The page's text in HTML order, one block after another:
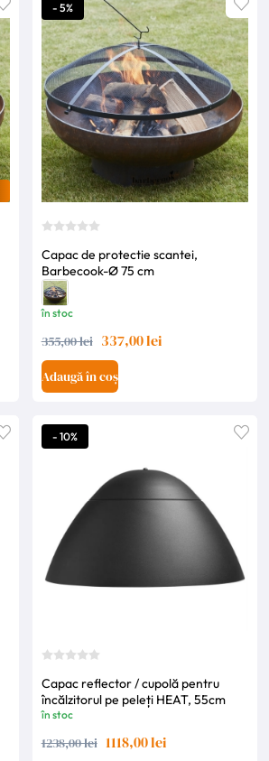
- 5%
Capac de protectie scantei,
Barbecook-Ø 75 cm
în stoc
355,00 lei 337,00 lei
Adaugă în coș
- 10%
Capac reflector / cupolă pentru
încălzitorul pe peleți HEAT, 55cm
în stoc
1238,00 lei 1118,00 lei